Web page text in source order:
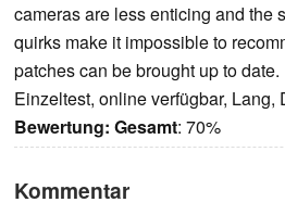
cameras are less enticing and the
quirks make it impossible to
patches can be brought up to date.
Einzeltest, online verfügbar, Lang,
Bewertung: Gesamt: 70%
Kommentar